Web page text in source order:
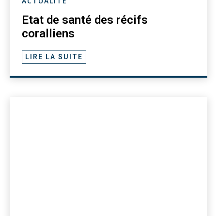
Etat de santé des récifs
coralliens
LIRE LA SUITE